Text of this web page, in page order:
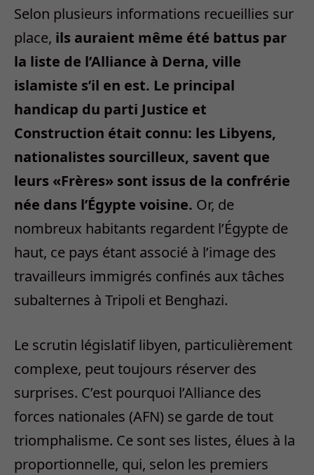
Selon plusieurs informations recueillies sur
place, ils auraient même été battus par
la liste de l’Alliance à Derna, ville
islamiste s’il en est. Le principal
handicap du parti Justice et
Construction était connu: les Libyens,
nationalistes sourcilleux, savent que
leurs «Frères» sont issus de la confrérie
née dans l’Égypte voisine. Or, de
nombreux habitants regardent l’Égypte de
haut, ce pays étant associé à l’image des
travailleurs immigrés confinés aux tâches
subalternes à Tripoli et Benghazi.
Le scrutin législatif libyen, particulièrement
complexe, peut toujours réserver des
surprises. C’est pourquoi l’Alliance des
forces nationales (AFN) se garde de tout
triomphalisme. Ce sont ses listes, élues à la
proportionnelle, qui, selon les premiers